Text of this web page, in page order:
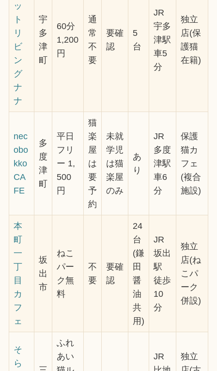
ッ
ト
リ
ビ
ン
グ
ナ
ナ
宇
多
津
町
60分
1,200
円
通
常
不
要
要確
認
5
台
JR
宇多
津駅
車5
分
独立
店(保
護猫
在籍)
nec
obo
kko
CA
FE
多
度
津
町
平日
フリ
ー 1,
500
円
猫
楽
屋
は
要
予
約
未就
学児
は猫
楽屋
のみ
あ
り
JR
多度
津駅
車6
分
保護
猫カ
フェ
(複合
施設)
本
町
一
丁
目
カ
フ
ェ
坂
出
市
ねこ
パー
ク無
料
不
要
要確
認
24
台
(鎌
田
醤
油
共
用)
JR
坂出
駅
徒歩
10
分
独立
店(ね
こパ
ーク
併設)
そ
ら
ふれ
あい
JR
独立